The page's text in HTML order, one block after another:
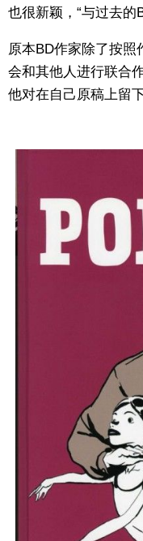
也很新颖，“与过去的
原本BD作家除了按照
会和其他人进行联合
他对在自己原稿上留